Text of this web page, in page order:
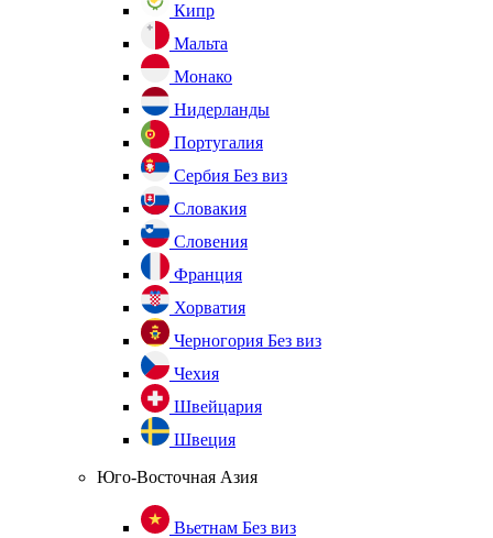
Кипр
Мальта
Монако
Нидерланды
Португалия
Сербия Без виз
Словакия
Словения
Франция
Хорватия
Черногория Без виз
Чехия
Швейцария
Швеция
Юго-Восточная Азия
Вьетнам Без виз